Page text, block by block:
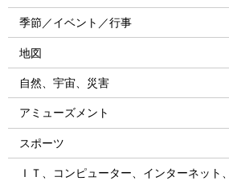
季節／イベント／行事
地図
自然、宇宙、災害
アミューズメント
スポーツ
ＩＴ、コンピューター、インターネット